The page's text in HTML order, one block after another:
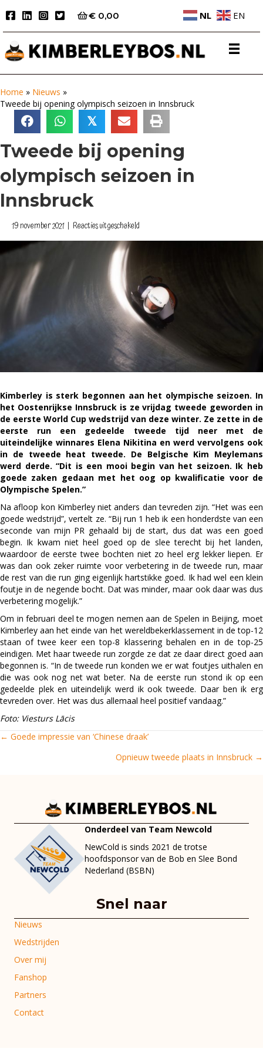
€ 0,00 NL EN
Home » Nieuws »
Tweede bij opening olympisch seizoen in Innsbruck
𝕏
Tweede bij opening
olympisch seizoen in
Innsbruck
19 november 2021 | Reacties uitgeschakeld
seizoen
in
Innsbruck
Kimberley is sterk begonnen aan het olympische seizoen. In
het Oostenrijkse Innsbruck is ze vrijdag tweede geworden in
de eerste World Cup wedstrijd van deze winter. Ze zette in de
eerste run een gedeelde tweede tijd neer met de
uiteindelijke winnares Elena Nikitina en werd vervolgens ook
in de tweede heat tweede. De Belgische Kim Meylemans
werd derde. “Dit is een mooi begin van het seizoen. Ik heb
goede zaken gedaan met het oog op kwalificatie voor de
Olympische Spelen.”
Na afloop kon Kimberley niet anders dan tevreden zijn. “Het was een
goede wedstrijd”, vertelt ze. “Bij run 1 heb ik een honderdste van een
seconde van mijn PR gehaald bij de start, dus dat was een goed
begin. Ik kwam niet heel goed op de slee terecht bij het landen,
waardoor de eerste twee bochten niet zo heel erg lekker liepen. Er
was dan ook zeker ruimte voor verbetering in de tweede run, maar
de rest van die run ging eigenlijk hartstikke goed. Ik had wel een klein
foutje in de negende bocht. Dat was minder, maar ook daar was dus
verbetering mogelijk.”
Om in februari deel te mogen nemen aan de Spelen in Beijing, moet
Kimberley aan het einde van het wereldbekerklassement in de top-12
staan of twee keer een top-8 klassering behalen en in de top-25
eindigen. Met haar tweede run zorgde ze dat ze daar direct goed aan
begonnen is. “In de tweede run konden we er wat foutjes uithalen en
die was ook nog net wat beter. Na de eerste run stond ik op een
gedeelde plek en uiteindelijk werd ik ook tweede. Daar ben ik erg
tevreden over. Het was dus allemaal heel positief vandaag.”
Foto: Viesturs Lācis
Posts
← Goede impressie van ‘Chinese draak’
Opnieuw tweede plaats in Innsbruck →
Onderdeel van Team Newcold
NewCold is sinds 2021 de trotse
hoofdsponsor van de Bob en Slee Bond
Nederland (BSBN)
Snel naar
Nieuws
Wedstrijden
Over mij
Fanshop
Partners
Contact